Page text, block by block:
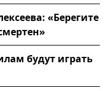
«Берегите
будут играть